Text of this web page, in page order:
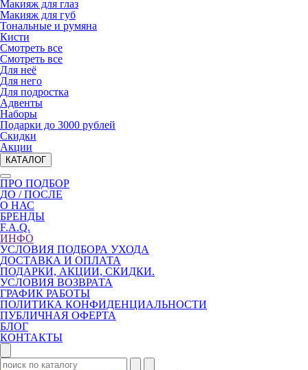
Макияж для глаз
Макияж для губ
Тональные и румяна
Кисти
Смотреть все
Смотреть все
Для неё
Для него
Для подростка
Адвенты
Наборы
Подарки до 3000 рублей
Скидки
Акции
КАТАЛОГ
ПРО ПОДБОР
ДО / ПОСЛЕ
О НАС
БРЕНДЫ
F.A.Q.
ИНФО
УСЛОВИЯ ПОДБОРА УХОДА
ДОСТАВКА И ОПЛАТА
ПОДАРКИ, АКЦИИ, СКИДКИ.
УСЛОВИЯ ВОЗВРАТА
ГРАФИК РАБОТЫ
ПОЛИТИКА КОНФИДЕНЦИАЛЬНОСТИ
ПУБЛИЧНАЯ ОФЕРТА
БЛОГ
КОНТАКТЫ